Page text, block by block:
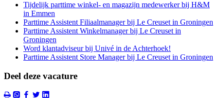
Tijdelijk parttime winkel- en magazijn medewerker bij H&M
in Emmen
Parttime Assistent Filiaalmanager bij Le Creuset in Groningen
Parttime Assistent Winkelmanager bij Le Creuset in
Groningen
Word klantadviseur bij Univé in de Achterhoek!
Parttime Assistent Store Manager bij Le Creuset in Groningen
Deel deze vacature